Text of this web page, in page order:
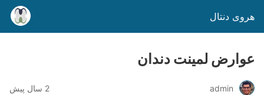
هروی دنتال
عوارض لمینت دندان
admin 2 سال پیش